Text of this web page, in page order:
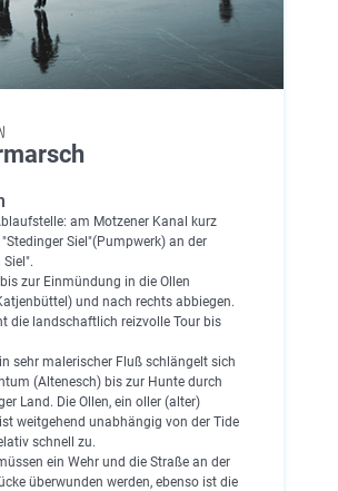
am Motzener Kanal kurz
Siel"(Pumpwerk) an der
Siel".
zur Einmündung in die Ollen
und nach rechts abbiegen.
die landschaftlich reizvolle Tour bis
sehr malerischer Fluß schlängelt sich
(Altenesch) bis zur Hunte durch
Land. Die Ollen, ein oller (alter)
weitgehend unabhängig von der Tide
schnell zu.
ein Wehr und die Straße an der
überwunden werden, ebenso ist die